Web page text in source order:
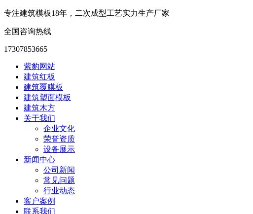
专注建筑模板18年，二次成型工艺实力生产厂家
全国咨询热线
17307853665
紫豹网站
建筑红板
建筑覆膜板
建筑塑面模板
建筑木方
关于我们
企业文化
荣誉资质
设备展示
新闻中心
公司新闻
常见问题
行业动态
客户案例
联系我们